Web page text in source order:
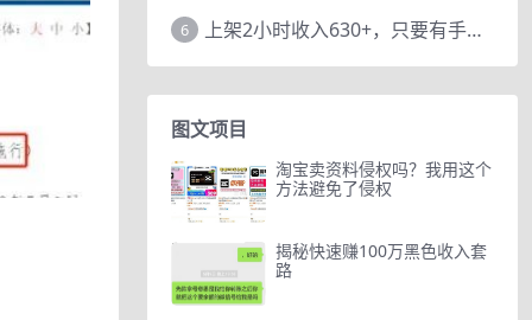
6 上架2小时收入630+，只要有手就能做的AI搞钱项目，奶奶看完都能学会!
图文项目
淘宝卖资料侵权吗？我用这个
方法避免了侵权
揭秘快速赚100万黑色收入套
路